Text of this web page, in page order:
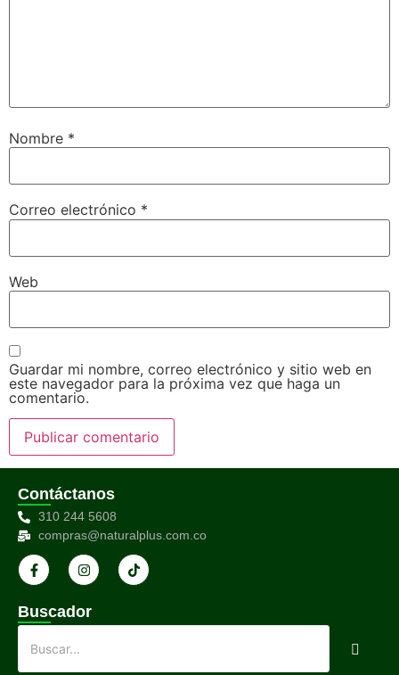
Nombre *
Correo electrónico *
Web
Guardar mi nombre, correo electrónico y sitio web en
este navegador para la próxima vez que haga un
comentario.
Contáctanos
310 244 5608
compras@naturalplus.com.co
Buscador